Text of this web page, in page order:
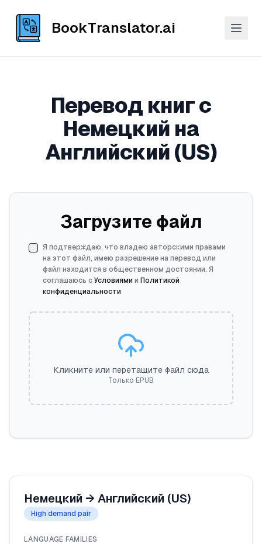
BookTranslator.ai
Перевод книг с
Немецкий на
Английский (US)
Загрузите файл
Я подтверждаю, что владею авторскими правами
на этот файл, имею разрешение на перевод или
файл находится в общественном достоянии. Я
соглашаюсь с Условиями и Политикой
конфиденциальности
Кликните или перетащите файл сюда
Только EPUB
Немецкий → Английский (US)
High demand pair
LANGUAGE FAMILIES